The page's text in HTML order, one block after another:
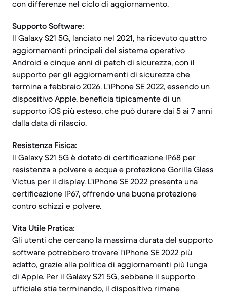
con differenze nel ciclo di aggiornamento.
Supporto Software:
Il Galaxy S21 5G, lanciato nel 2021, ha ricevuto quattro
aggiornamenti principali del sistema operativo
Android e cinque anni di patch di sicurezza, con il
supporto per gli aggiornamenti di sicurezza che
termina a febbraio 2026. L'iPhone SE 2022, essendo un
dispositivo Apple, beneficia tipicamente di un
supporto iOS più esteso, che può durare dai 5 ai 7 anni
dalla data di rilascio.
Resistenza Fisica:
Il Galaxy S21 5G è dotato di certificazione IP68 per
resistenza a polvere e acqua e protezione Gorilla Glass
Victus per il display. L'iPhone SE 2022 presenta una
certificazione IP67, offrendo una buona protezione
contro schizzi e polvere.
Vita Utile Pratica:
Gli utenti che cercano la massima durata del supporto
software potrebbero trovare l'iPhone SE 2022 più
adatto, grazie alla politica di aggiornamenti più lunga
di Apple. Per il Galaxy S21 5G, sebbene il supporto
ufficiale stia terminando, il dispositivo rimane